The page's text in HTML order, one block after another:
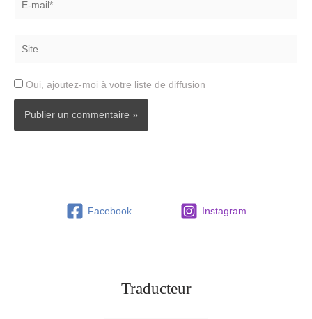
mail*
Oui, ajoutez-moi à votre liste de diffusion
Facebook Instagram
Traducteur